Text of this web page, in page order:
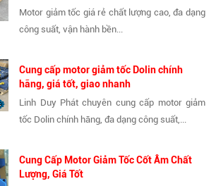
Motor giảm tốc giá rẻ chất lượng cao, đa dạng
công suất, vận hành bền...
Cung cấp motor giảm tốc Dolin chính
hãng, giá tốt, giao nhanh
Linh Duy Phát chuyên cung cấp motor giảm
tốc Dolin chính hãng, đa dạng công suất,...
Cung Cấp Motor Giảm Tốc Cốt Âm Chất
Lượng, Giá Tốt